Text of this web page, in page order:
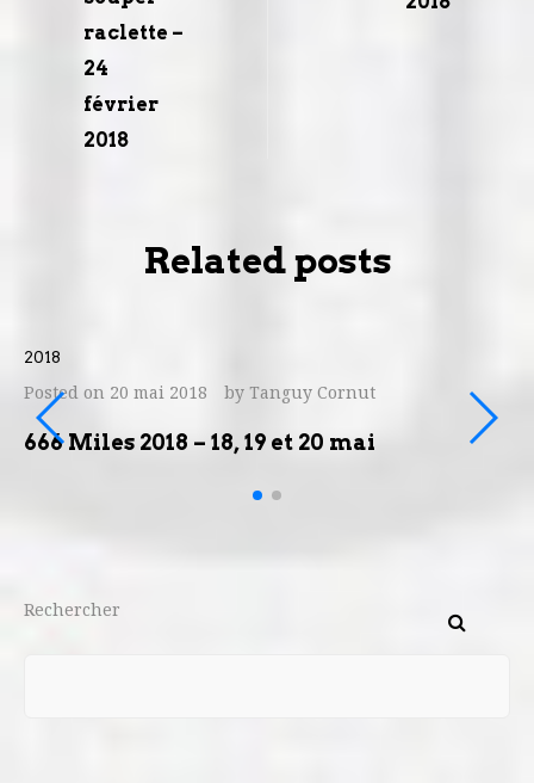
raclette –
24
février
2018
Related posts
2018
Posted on 20 mai 2018 by Tanguy Cornut
666 Miles 2018 – 18, 19 et 20 mai
Rechercher